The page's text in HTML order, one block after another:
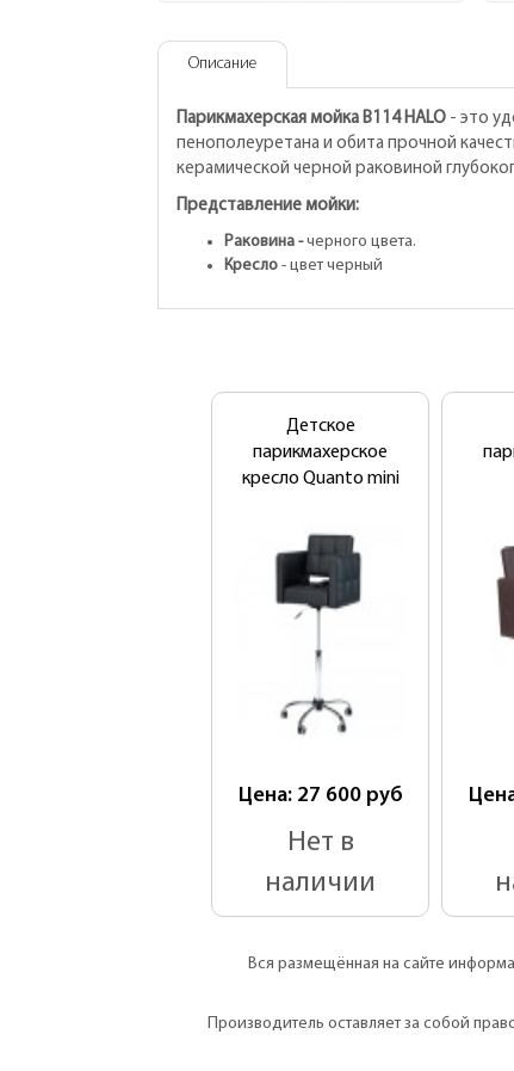
Описание
Парикмахерская мойка В114 HALO - это
пенополеуретана и обита прочной
керамической черной раковиной
Представление мойки:
Раковина -черного цвета.
Кресло - цвет черный
Детское
парикмахерское
кресло Quanto mini
Цена: 27 600 руб
Нет в
наличии
Вся размещённая на сайте
Производитель оставляет за собой